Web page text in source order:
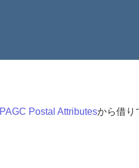
PAGC Postal Attributesから借り